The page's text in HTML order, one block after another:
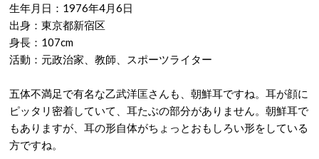
生年月日：1976年4月6日
出身：東京都新宿区
身長：107cm
活動：元政治家、教師、スポーツライター
五体不満足で有名な乙武洋匡さんも、朝鮮耳ですね。耳が顔に
ピッタリ密着していて、耳たぶの部分がありません。朝鮮耳で
もありますが、耳の形自体がちょっとおもしろい形をしている
方ですね。